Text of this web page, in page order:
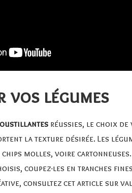
vos légumes
réussies, le choix de
la texture désirée. Les
molles, voire
coupez-les en tranches
consultez cet article sur